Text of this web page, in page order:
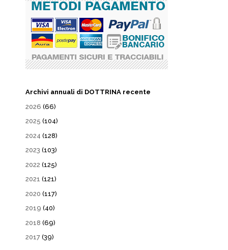
Archivi annuali di DOTTRINA recente
2026 (66)
2025 (104)
2024 (128)
2023 (103)
2022 (125)
2021 (121)
2020 (117)
2019 (40)
2018 (69)
2017 (39)